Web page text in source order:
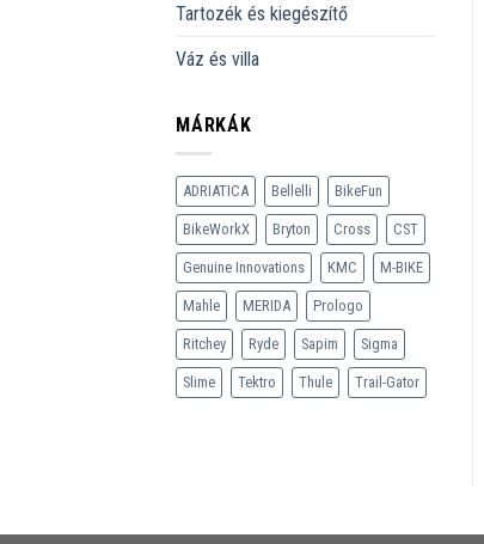
Tartozék és kiegészítő
Váz és villa
MÁRKÁK
ADRIATICA Bellelli BikeFun
BikeWorkX Bryton Cross CST
Genuine Innovations KMC M-BIKE
Mahle MERIDA Prologo
Ritchey Ryde Sapim Sigma
Slime Tektro Thule Trail-Gator